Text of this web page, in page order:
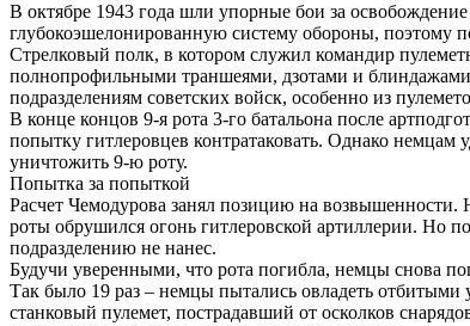
В октябре 1943 года шли упорные бои за
глубокоэшелонированную систему обороны, поэтому
Стрелковый полк, в котором служил командир
полнопрофильными траншеями, дзотами и
подразделениям советских войск, особенно из
В конце концов 9-я рота 3-го батальона после
попытку гитлеровцев контратаковать. Однако
уничтожить 9-ю роту.
Попытка за попыткой
Расчет Чемодурова занял позицию на
роты обрушился огонь гитлеровской артиллерии. Но
подразделению не нанес.
Будучи уверенными, что рота погибла, немцы снова
Так было 19 раз – немцы пытались овладеть отбитыми
станковый пулемет, пострадавший от осколков